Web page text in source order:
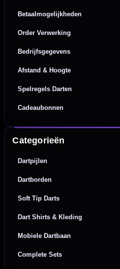
Betaalmogelijkheden
Order Verwerking
Bedrijfsgegevens
Afstand & Hoogte
Spelregels Darten
Cadeaubonnen
Categorieën
Dartpijlen
Dartborden
Soft Tip Darts
Dart Shirts & Kleding
Mobiele Dartbaan
Complete Sets